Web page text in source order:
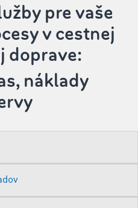
pre vaše
v cestnej
doprave:
náklady